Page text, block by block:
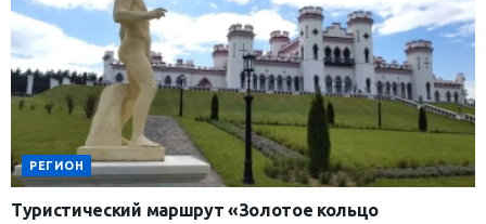
РЕГИОН
Туристический маршрут «Золотое кольцо